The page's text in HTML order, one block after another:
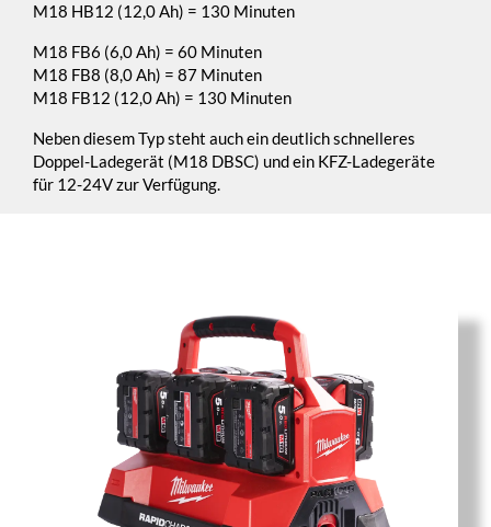
M18 HB12 (12,0 Ah) = 130 Minuten
M18 FB6 (6,0 Ah) = 60 Minuten
M18 FB8 (8,0 Ah) = 87 Minuten
M18 FB12 (12,0 Ah) = 130 Minuten
Neben diesem Typ steht auch ein deutlich schnelleres
Doppel-Ladegerät (M18 DBSC) und ein KFZ-Ladegeräte
für 12-24V zur Verfügung.